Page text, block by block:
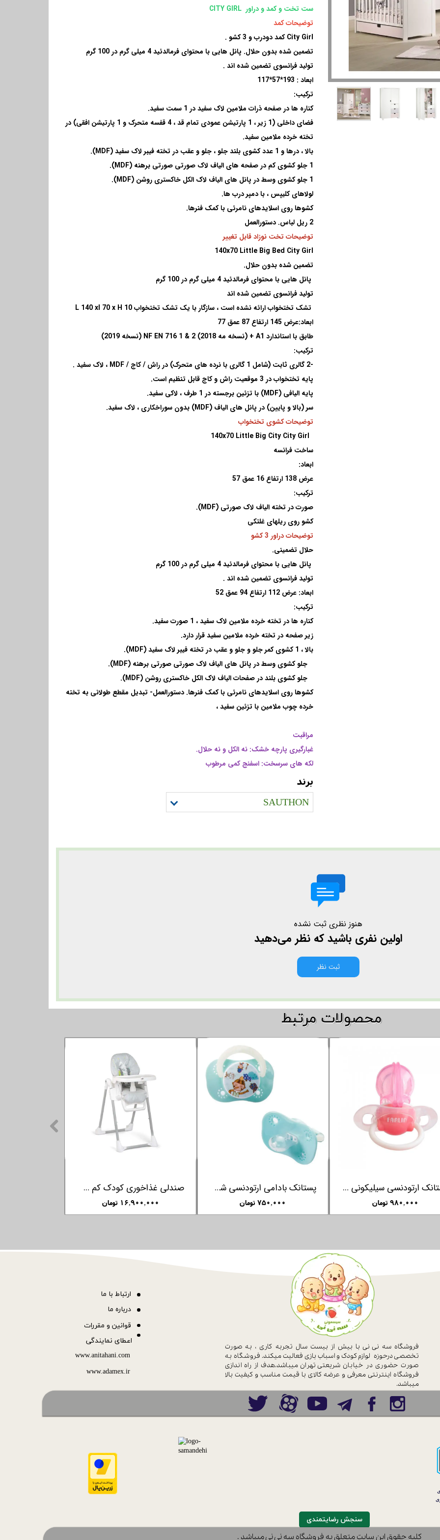
ست تخت و کمد و دراور CITY GIRL
توضیحات کمد
City Girl کمد دودرب و 3 کشو
.
تضمین شده بدون حلال. پانل هایی با محتوای فرمالدئید 4 میلی گرم در 100 گرم
تولید فرانسوی تضمین شده اند .
ابعاد : 193*57*117
ترکیب:
کناره ها در صفحه ذرات ملامین لاک سفید در 1 سمت سفید
.
فضای داخلی (1 زیر ، 1 پارتیشن عمودی تمام قد ، 4 قفسه متحرک و 1 پارتیشن افقی) در
تخته خرده ملامین سفید.
بالا ، درها و 1 عدد کشوی بلند جلو ، جلو و عقب در تخته فیبر لاک سفید
(MDF).
1 جلو کشوی کم در صفحه های الیاف لاک صورتی صورتی برهنه (MDF).
1 جلو کشوی وسط در پانل های الیاف لاک الکل خاکستری روشن (MDF).
لولاهای کلیپس ، با دمپر درب ها.
کشوها روی اسلایدهای نامرئی با کمک فنرها.
2 ریل لباس. دستورالعمل
توضیحات تخت نوزاد قابل تغییر
140x70 Little Big Bed City Girl
تضمین شده بدون حلال.
پانل هایی با محتوای فرمالدئید 4 میلی گرم در 100 گرم
تولید فرانسوی تضمین شده اند
تشک تختخواب ارائه نشده است ، سازگار با یک تشک تختخواب
ابعاد:عرض 145 ارتفاع 87 عمق 77
طابق با استاندارد
نسخه مه 2018) + A1 ( نسخه 2019
)
ترکیب:
-2 گالری ثابت (شامل 1 گالری با نرده های متحرک) در راش / کاج / MDF ، لاک سفید .
پایه تختخواب در 3 موقعیت راش و کاج قابل تنظیم است
.
پایه الیافی (MDF) با تزئین برجسته در 1 طرف ، لاکی سفید
.
سر (بالا و پایین) در پانل های الیاف (MDF) بدون سوراخکاری ، لاک سفید.
توضیحات کشوی تختخواب
ساخت فرانسه
ابعاد:
عرض 138 ارتفاع 16 عمق 57
ترکیب:
صورت در تخته الیاف لاک صورتی (MDF).
کشو روی ریلهای غلتکی
توضیحات دراور 3 کشو
حلال تضمینی.
پانل هایی با محتوای فرمالدئید 4 میلی گرم در 100 گرم
تولید فرانسوی تضمین شده اند .
ابعاد: عرض 112 ارتفاع 94 عمق 52
ترکیب:
کناره ها در تخته خرده ملامین لاک سفید ، 1 صورت سفید
.
زیر صفحه در تخته خرده ملامین سفید قرار دارد.
بالا ، 1 کشوی کمر جلو و جلو و عقب در تخته فیبر لاک سفید
(MDF).
کشوها روی اسلایدهای نامرئی با کمک فنرها. دستورالعمل- تبدیل مقطع طولانی به تخته
خرده چوب ملامین با تزئین سفید ،
مراقبت
غبارگیری پارچه خشک: نه الکل و نه حلال.
لکه های سرسخت: اسفنج کمی مرطوب
برند
SAUTHON
هنوز نظری ثبت نشده
اولین نفری باشید که نظر می‌دهید
ثبت نظر
صندلی غذاخوری کودک کم CAM مدل خرگوش Pappanana
۱۶,۹۰۰,۰۰۰ تومان
پستانک بادامی ارتودنسی شب نما فارلین FARLIN
۷۵۰,۰۰۰ تومان
پستانک ارتودنسی سیلیکونی با درب +6 ماهگی فارلین FARLIN
۹۸۰,۰۰۰ تومان
​​محصولات مرتبط
قوانین و مقررات
ارتباط با ما
درباره ما
اعطای نمایندگی
www.anitahani.com
www.ada​​​​​​​mex.ir
نی-خریدسیسمونی-فروشگاه نوزادوکودک-سیسمونی دخترانه-پسرانه-آدامکس
فروشگاه سه نی نی با بیش از بیست سال تجربه کاری ، به صورت
تخصصی درحوزه لوازم کودک و اسباب بازی فعالیت میکند. فروشگاه به
صورت حضوری در خیابان شریعتی تهران میباشد.هدف از راه اندازی
فروشگاه اینترنتی معرفی و عرضه کالای با قیمت مناسب و کیفیت بالا
میباشد.
سنجش رضایتمندی
​کلیه حقوق این سایت متعلق به فروشگاه سه نی نی میباشد .